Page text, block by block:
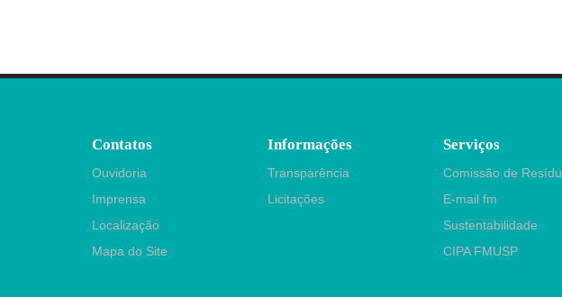
Contatos
Ouvidoria
Imprensa
Localização
Mapa do Site
Informações
Transparência
Licitações
Serviços
Comissão de
E-mail fm
Sustentabilidade
CIPA FMUSP